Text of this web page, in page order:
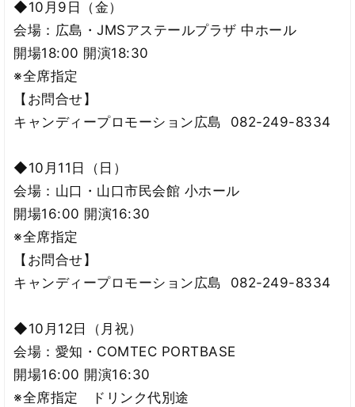
◆10月9日（金）
会場：広島・JMSアステールプラザ 中ホール
開場18:00 開演18:30
※全席指定
【お問合せ】
キャンディープロモーション広島 082-249-8334
◆10月11日（日）
会場：山口・山口市民会館 小ホール
開場16:00 開演16:30
※全席指定
【お問合せ】
キャンディープロモーション広島 082-249-8334
◆10月12日（月祝）
会場：愛知・COMTEC PORTBASE
開場16:00 開演16:30
※全席指定 ドリンク代別途